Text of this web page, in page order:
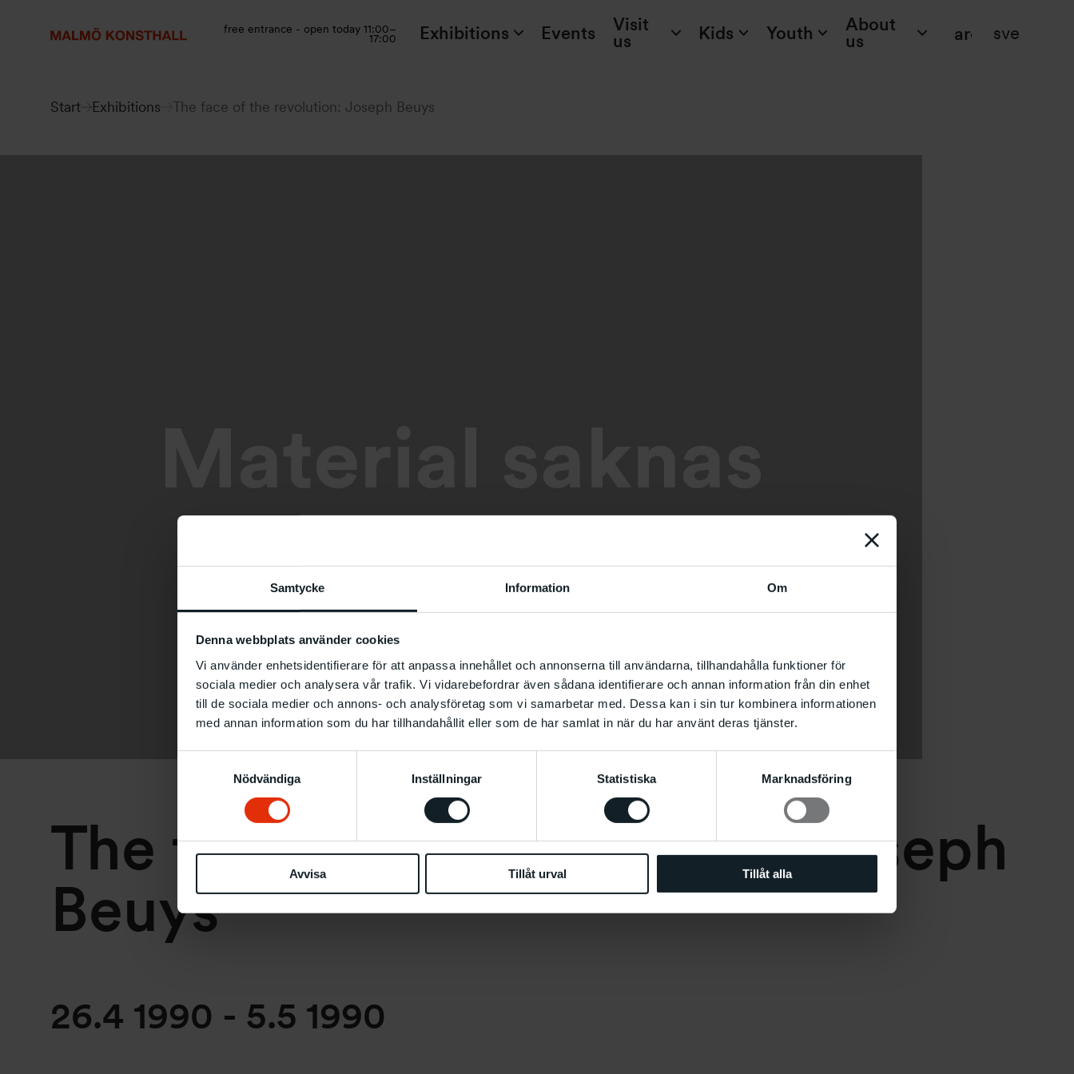
Samtycke Information Om
Denna webbplats använder cookies
Vi använder enhetsidentifierare för att anpassa innehållet och annonserna till användarna, tillhandahålla funktioner för
sociala medier och analysera vår trafik. Vi vidarebefordrar även sådana identifierare och annan information från din enhet
till de sociala medier och annons- och analysföretag som vi samarbetar med. Dessa kan i sin tur kombinera informationen
med annan information som du har tillhandahållit eller som de har samlat in när du har använt deras tjänster.
Nödvändiga
Inställningar Statistiska Marknadsföring
Avvisa Tillåt urval Tillåt alla
accessibility
free entrance - open today 11:00–
17:00 Exhibitions Events
Visit
us
Kids Youth
About
us
Search sve
Start Exhibitions The face of the revolution: Joseph Beuys
The face of the revolution: Joseph
Beuys
26.4 1990 - 5.5 1990